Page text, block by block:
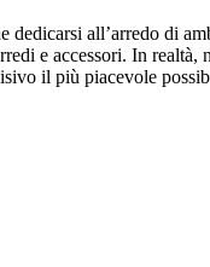
all’arredo di
e accessori. In realtà,
il più piacevole